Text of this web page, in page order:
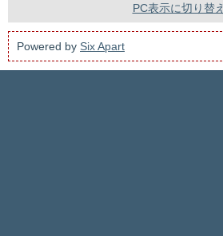
PC表示に切り替え
Powered by Six Apart